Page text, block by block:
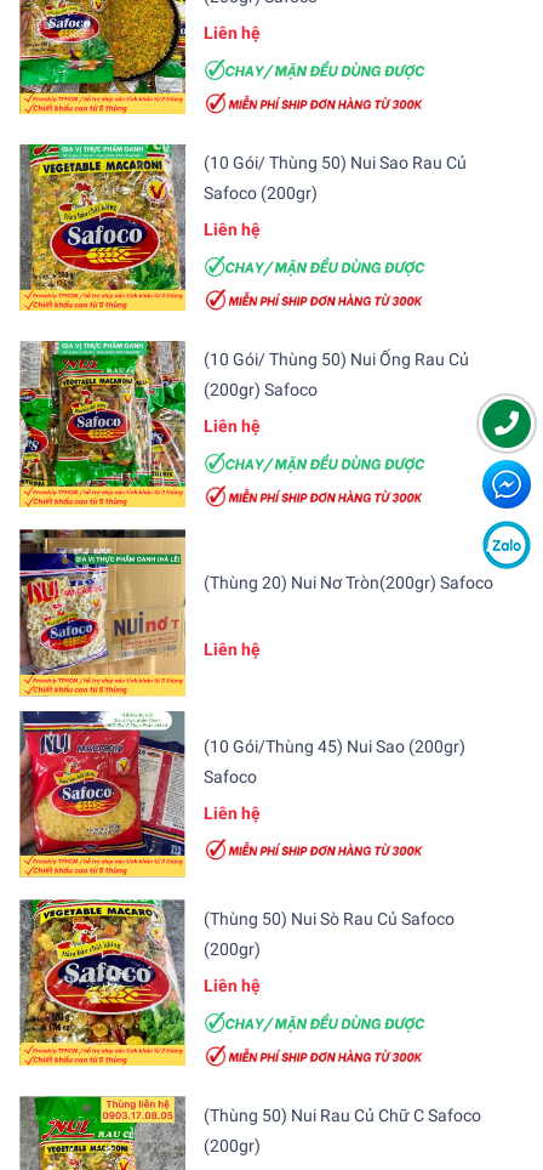
Liên hệ
(10 Gói/ Thùng 50) Nui Sao Rau Củ
Safoco (200gr)
Liên hệ
(10 Gói/ Thùng 50) Nui Ống Rau Củ
(200gr) Safoco
Liên hệ
(Thùng 20) Nui Nơ Tròn(200gr) Safoco
Liên hệ
(10 Gói/Thùng 45) Nui Sao (200gr)
Safoco
Liên hệ
(Thùng 50) Nui Sò Rau Củ Safoco
(200gr)
Liên hệ
(Thùng 50) Nui Rau Củ Chữ C Safoco
(200gr)